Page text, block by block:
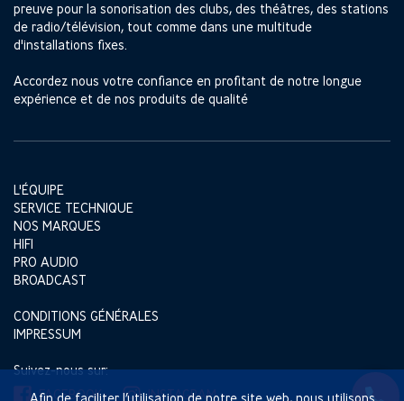
Afin de faciliter l’utilisation de notre site web, nous utilisons
preuve pour la sonorisation des clubs, des théâtres, des stations
de radio/télévision, tout comme dans une multitude
d'installations fixes.
Accordez nous votre confiance en profitant de notre longue
expérience et de nos produits de qualité
L'ÉQUIPE
SERVICE TECHNIQUE
NOS MARQUES
HIFI
PRO AUDIO
BROADCAST
CONDITIONS GÉNÉRALES
IMPRESSUM
Suivez-nous sur:
FACEBOOK
INSTAGRAM